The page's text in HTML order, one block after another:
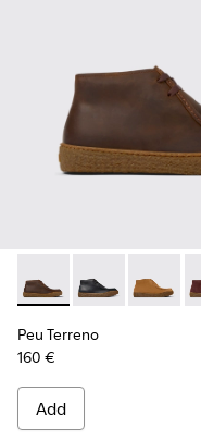
Peu Terreno -
Peu Terreno -
Peu
Peu Terreno
160 €
Add